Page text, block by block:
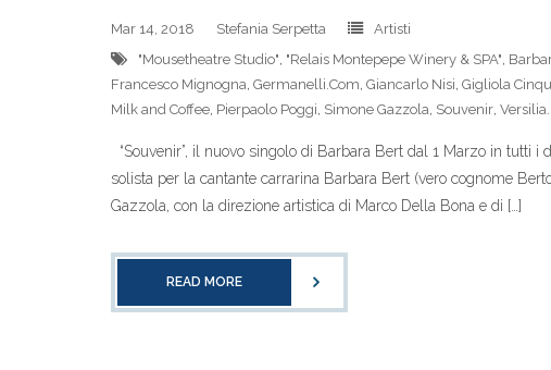
Mar 14, 2018 Stefania Serpetta
Artisti
"Mousetheatre Studio", "Relais Montepepe Winery & SPA",
Francesco Mignogna, Germanelli.Com, Giancarlo Nisi, Gigliola
Milk and Coffee, Pierpaolo Poggi, Simone Gazzola, Souvenir, Versilia.
“Souvenir”, il nuovo singolo di Barbara Bert dal 1 Marzo in tutti
solista per la cantante carrarina Barbara Bert (vero cognome
Gazzola, con la direzione artistica di Marco Della Bona e di […]
READ MORE